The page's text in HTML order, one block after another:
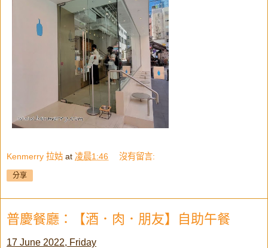
Kenmerry 拉姑 at 凌晨1:46 沒有留言:
分享
普慶餐廳：【酒．肉．朋友】自助午餐
17 June 2022, Friday